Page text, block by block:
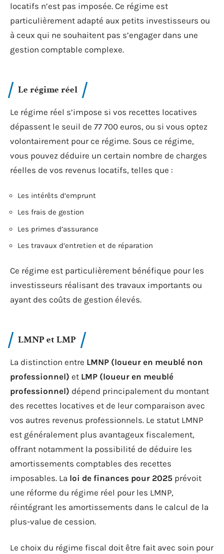
locatifs n’est pas imposée. Ce régime est
particulièrement adapté aux petits investisseurs ou
à ceux qui ne souhaitent pas s’engager dans une
gestion comptable complexe.
Le régime réel
Le régime réel s’impose si vos recettes locatives
dépassent le seuil de 77 700 euros, ou si vous optez
volontairement pour ce régime. Sous ce régime,
vous pouvez déduire un certain nombre de charges
réelles de vos revenus locatifs, telles que :
Les intérêts d’emprunt
Les frais de gestion
Les primes d’assurance
Les travaux d’entretien et de réparation
Ce régime est particulièrement bénéfique pour les
investisseurs réalisant des travaux importants ou
ayant des coûts de gestion élevés.
LMNP et LMP
La distinction entre LMNP (loueur en meublé non
professionnel) et LMP (loueur en meublé
professionnel) dépend principalement du montant
des recettes locatives et de leur comparaison avec
vos autres revenus professionnels. Le statut LMNP
est généralement plus avantageux fiscalement,
offrant notamment la possibilité de déduire les
amortissements comptables des recettes
imposables. La loi de finances pour 2025 prévoit
une réforme du régime réel pour les LMNP,
réintégrant les amortissements dans le calcul de la
plus-value de cession.
Le choix du régime fiscal doit être fait avec soin pour